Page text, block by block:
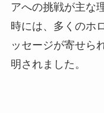
アへの挑戦が主な
時には、多くのホ
ッセージが寄せら
明されました。